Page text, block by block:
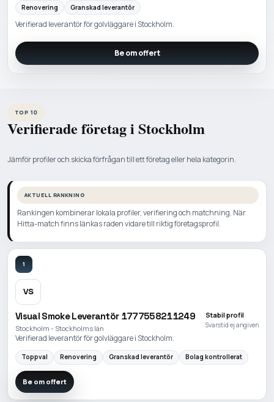
Renovering
Granskad leverantör
Verifierad leverantör för golvläggare i Stockholm.
Be om offert
TOP 10
Verifierade företag i Stockholm
Jämför profiler och skicka förfrågan till ett företag eller hela kategorin.
AKTUELL RANKNING
Rankingen kombinerar lokala profiler, verifiering och matchning. När
Hitta-match finns länkas raden vidare till riktig företagsprofil.
1
VS
Visual Smoke Leverantör 1777558211249
Stockholm - Stockholms län
Stabil profil
Svarstid ej angiven
Verifierad leverantör för golvläggare i Stockholm.
Toppval Renovering Granskad leverantör Bolag kontrollerat
Be om offert